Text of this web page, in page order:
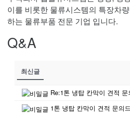
이를 비롯한 물류시스템의 특장차
하는 물류부품 전문 기업 입니다.
Q&A
최신글
Re:1톤 냉탑 칸막이 견적
1톤 냉탑 칸막이 견적 문의